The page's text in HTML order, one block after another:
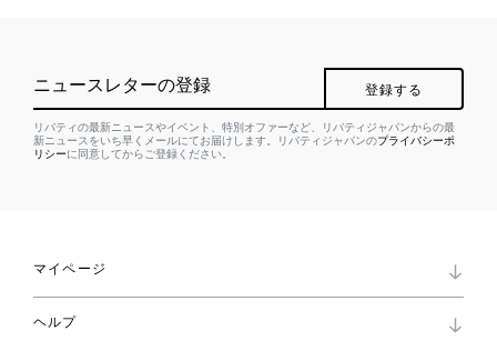
ニュースレターの登録 登録する
リバティの最新ニュースやイベント、特別オファーなど、リバティジャパンからの最
新ニュースをいち早くメールにてお届けします。リバティジャパンのプライバシーポ
リシーに同意してからご登録ください。
マイページ
ロイヤリティプログラム
ヘルプ